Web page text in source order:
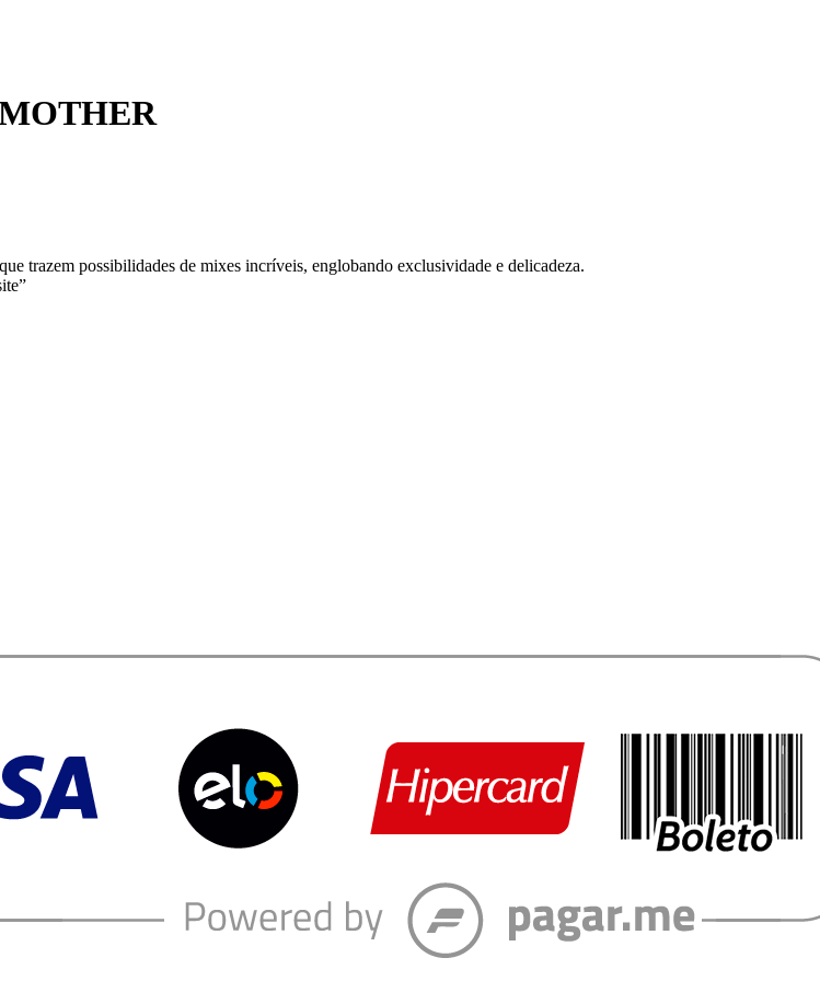
trazem possibilidades de mixes incríveis, englobando exclusividade e delicadeza.